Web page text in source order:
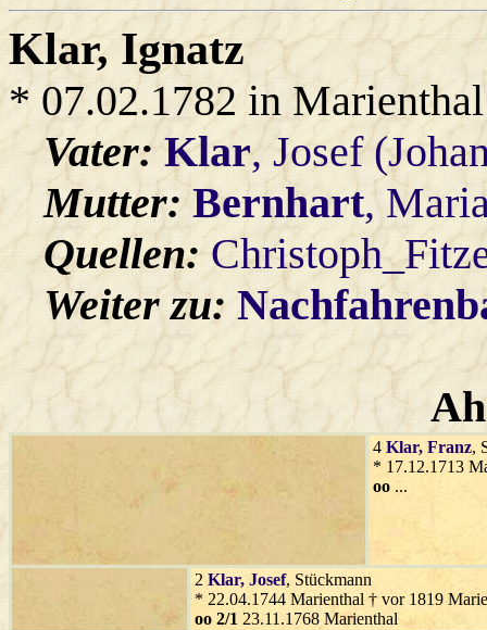
Klar, Ignatz
* 07.02.1782 in Marienthal
Vater:Klar, Josef
Mutter:Bernhart,
Quellen:
Weiter zu:
4 Klar, Franz,
* 17.12.1713
oo ...
2 Klar, Josef, Stückmann
* 22.04.1744 Marienthal † vor 1819
oo 2/1 23.11.1768 Marienthal